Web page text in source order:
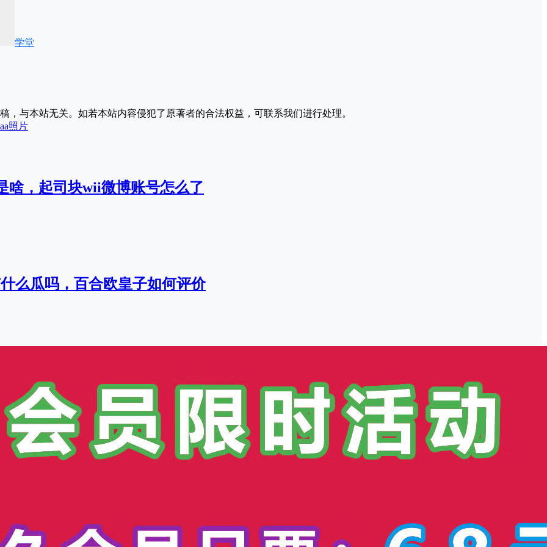
学堂
，与本站无关。如若本站内容侵犯了原著者的合法权益，可联系我们进行处理。
照片
啥，起司块wii微博账号怎么了
么瓜吗，百合欧皇子如何评价